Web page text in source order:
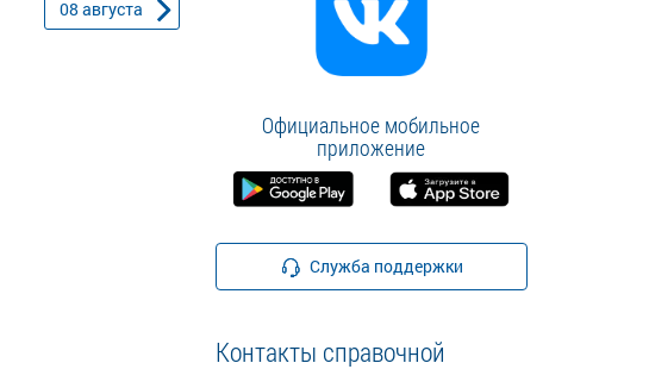
08 августа
Официальное мобильное
приложение
Служба поддержки
Контакты справочной